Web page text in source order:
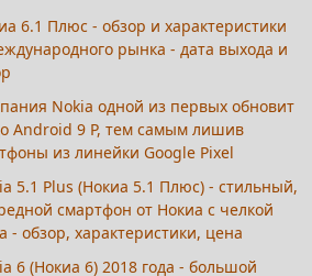
6.1 Плюс - обзор и характеристики
рынка - дата выхода и
Nokia одной из первых обновит
Android 9 P, тем самым лишив
из линейки Google Pixel
5.1 Plus (Нокиа 5.1 Плюс) - стильный,
смартфон от Нокиа с челкой
- обзор, характеристики, цена
6 (Нокиа 6) 2018 года - большой